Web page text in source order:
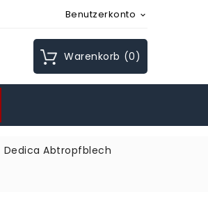
Benutzerkonto 
Warenkorb (0)
Dedica Abtropfblech